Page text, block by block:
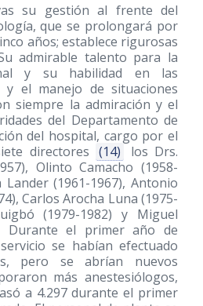
su gestión al frente del
que se prolongará por
años; establece rigurosas
admirable talento para la
y su habilidad en las
y el manejo de situaciones
siempre la admiración y el
del Departamento de
del hospital, cargo por el
directores (14)
los Drs.
, Olinto Camacho(1958-
Lander(1961-1967), Antonio
, Carlos Arocha Luna(1975-
(1979-1982) y Miguel
Durante el primer año de
se habían efectuado
pero se abrían nuevos
más anestesiólogos,
a 4.297 durante el primer